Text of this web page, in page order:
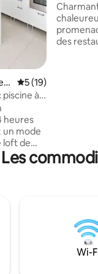
Note moyenne de
5 (19)
à
heures
un mode
loft de
1.
Fi
de
des
n'est
est
Les
Wi-